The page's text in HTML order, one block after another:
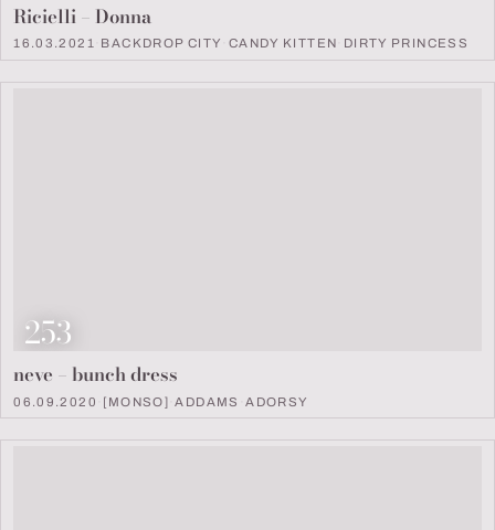
Ricielli – Donna
16.03.2021 BACKDROP CITY CANDY KITTEN DIRTY PRINCESS
Look Nummer
253
neve – bunch dress
06.09.2020 [MONSO] ·ADDAMS ·ADORSY